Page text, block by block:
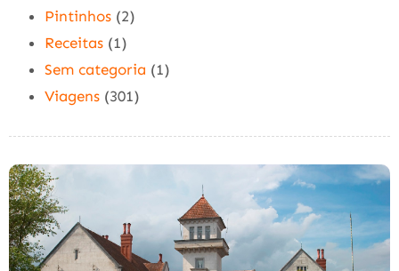
Pintinhos (2)
Receitas (1)
Sem categoria (1)
Viagens (301)